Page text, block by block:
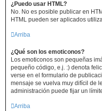
¿Puedo usar HTML?
No. No es posible publicar en
HTML pueden ser aplicados
Arriba
¿Qué son los emoticonos?
Los emoticonos son pequeñas
pequeño código, e.j. :) denota
verse en el formulario de
mensaje se vuelva muy difícil de
administración puede fijar un
Arriba